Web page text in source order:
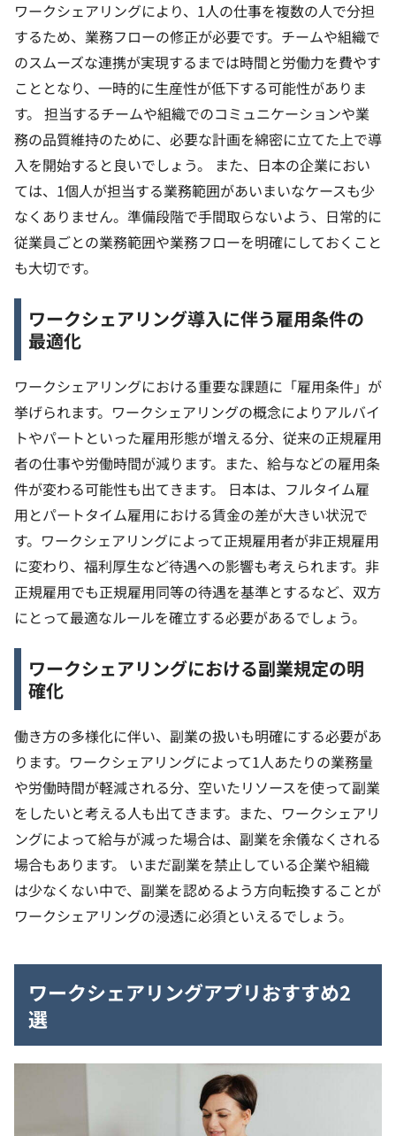
ワークシェアリングにより、1人の仕事を複数の人で分担
するため、業務フローの修正が必要です。チームや組織で
のスムーズな連携が実現するまでは時間と労働力を費やす
こととなり、一時的に生産性が低下する可能性がありま
す。 担当するチームや組織でのコミュニケーションや業
務の品質維持のために、必要な計画を綿密に立てた上で導
入を開始すると良いでしょう。
また、日本の企業におい
ては、1個人が担当する業務範囲があいまいなケースも少
なくありません。準備段階で手間取らないよう、日常的に
従業員ごとの業務範囲や業務フローを明確にしておくこと
も大切です。
ワークシェアリング導入に伴う雇用条件の
最適化
ワークシェアリングにおける重要な課題に「雇用条件」が
挙げられます。ワークシェアリングの概念によりアルバイ
トやパートといった雇用形態が増える分、従来の正規雇用
者の仕事や労働時間が減ります。また、給与などの雇用条
件が変わる可能性も出てきます。
日本は、フルタイム雇
用とパートタイム雇用における賃金の差が大きい状況で
す。ワークシェアリングによって正規雇用者が非正規雇用
に変わり、福利厚生など待遇への影響も考えられます。非
正規雇用でも正規雇用同等の待遇を基準とするなど、双方
にとって最適なルールを確立する必要があるでしょう。
ワークシェアリングにおける副業規定の明
確化
働き方の多様化に伴い、副業の扱いも明確にする必要があ
ります。ワークシェアリングによって1人あたりの業務量
や労働時間が軽減される分、空いたリソースを使って副業
をしたいと考える人も出てきます。また、ワークシェアリ
ングによって給与が減った場合は、副業を余儀なくされる
場合もあります。
いまだ副業を禁止している企業や組織
は少なくない中で、副業を認めるよう方向転換することが
ワークシェアリングの浸透に必須といえるでしょう。
ワークシェアリングアプリおすすめ2
選